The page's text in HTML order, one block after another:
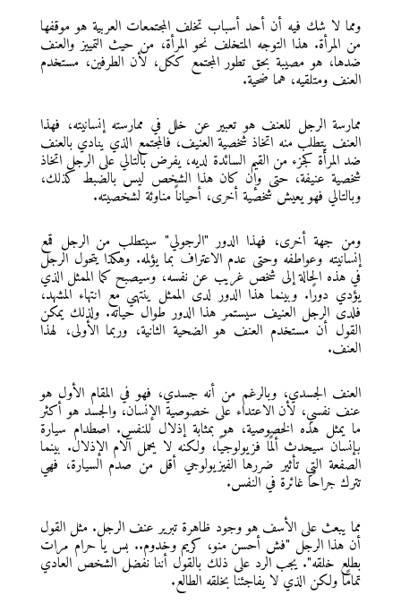
ومما لا شك فيه أن أحد أسباب تخلف المجتمعات العربية هو موقفها
من المرأة. هذا التوجه المتخلف نحو المرأة، من حيث التمييز والعنف
ضدها، هو مصيبة بحق تطور المجتمع ككل، لأن الطرفين، مستخدم
العنف ومتلقيه، هما ضحية.
ممارسة الرجل للعنف هو تعبير عن خلل في ممارسته إنسانيته، فهذا
العنف يتطلب منه اتخاذ شخصية العنيف، فالمجتمع الذي ينادي بالعنف
ضد المرأة كجزء من القيم السائدة لديه، يفرض بالتالي على الرجل اتخاذ
شخصية عنيفة، حتى وإن كان هذا الشخص ليس بالضبط كذلك،
وبالتالي فهو يعيش شخصية أخرى، أحياناً مناوئة لشخصيته.
ومن جهة أخرى، فهذا الدور "الرجولي" سيتطلب من الرجل قمع
إنسانيته وعواطفه وحتى عدم الاعتراف بما يؤلمه. وهكذا يتحول الرجل
في هذه الحالة إلى شخص غريب عن نفسه، وسيصبح كما الممثل الذي
يؤدي دورًا. وبينما هذا الدور لدى الممثل ينتهي مع انتهاء المشهد،
فلدى الرجل العنيف سيستمر هذا الدور طوال حياته. ولذلك يمكن
القول أن مستخدم العنف هو الضحية الثانية، وربما الأولى، لهذا
العنف.
العنف الجسدي، وبالرغم من أنه جسدي، فهو في المقام الأول هو
عنف نفسي، لأن الاعتداء على خصوصية الإنسان، والجسد هو أكثر
ما يمثل هذه الخصوصية، هو بمثابة إذلال للنفس. اصطدام سيارة
بإنسان سيحدث ألمًا فزيولوجيًا، ولكنه لا يحمل آلام الإذلال. بينما
الصفعة التي تأثير ضررها الفيزيولوجي أقل من صدم السيارة، فهي
تترك جراحًا غائرة في النفس.
مما يبعث على الأسف هو وجود ظاهرة تبرير عنف الرجل. مثل القول
أن هذا الرجل "فش أحسن منو، كريم وخدوم.. بس يا حرام مرات
بطلع خلقه". يجب الرد على ذلك بالقول أننا نفضل الشخص العادي
تمامًا ولكن الذي لا يفاجئنا بخلقه الطالع.